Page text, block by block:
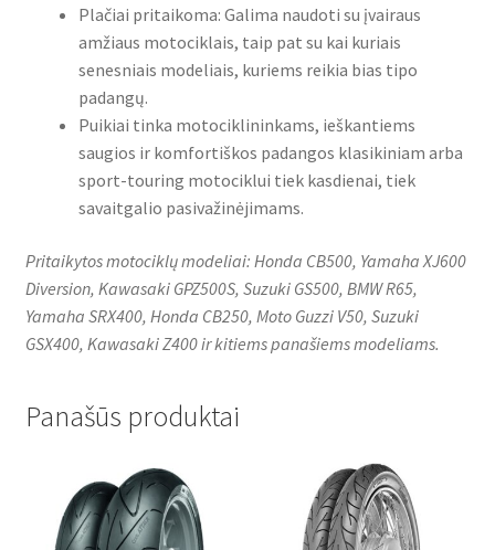
Plačiai pritaikoma: Galima naudoti su įvairaus
amžiaus motociklais, taip pat su kai kuriais
senesniais modeliais, kuriems reikia bias tipo
padangų.
Puikiai tinka motociklininkams, ieškantiems
saugios ir komfortiškos padangos klasikiniam arba
sport-touring motociklui tiek kasdienai, tiek
savaitgalio pasivažinėjimams.
Pritaikytos motociklų modeliai: Honda CB500, Yamaha XJ600
Diversion, Kawasaki GPZ500S, Suzuki GS500, BMW R65,
Yamaha SRX400, Honda CB250, Moto Guzzi V50, Suzuki
GSX400, Kawasaki Z400 ir kitiems panašiems modeliams.
Panašūs produktai